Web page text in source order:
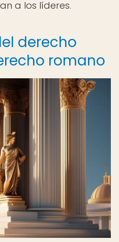
a los líderes.
derecho
romano